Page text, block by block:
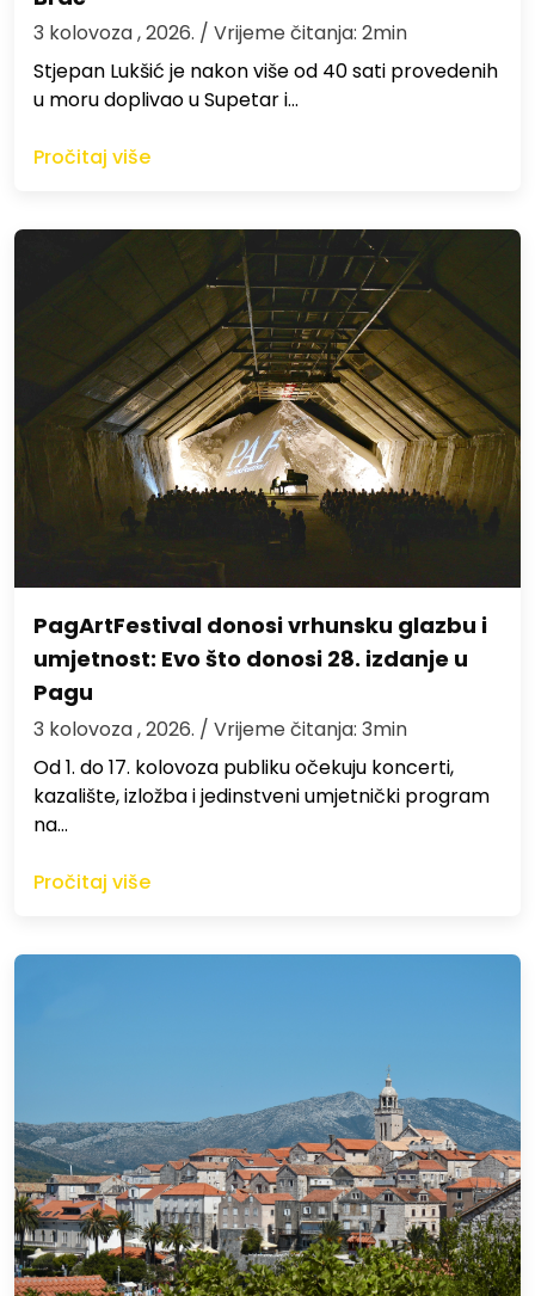
3 kolovoza , 2026. / Vrijeme čitanja: 2min
St​jepan Lukšić je nakon više od 40 sati provedenih
u moru doplivao u Supetar i…
Pročitaj više
PagArtFestival donosi vrhunsku glazbu i
umjetnost: Evo što donosi 28. izdanje u
Pagu
3 kolovoza , 2026. / Vrijeme čitanja: 3min
Od 1. do 17. kolovoza publiku očekuju koncerti,
kazalište, izložba i jedinstveni umjetnički program
na…
Pročitaj više